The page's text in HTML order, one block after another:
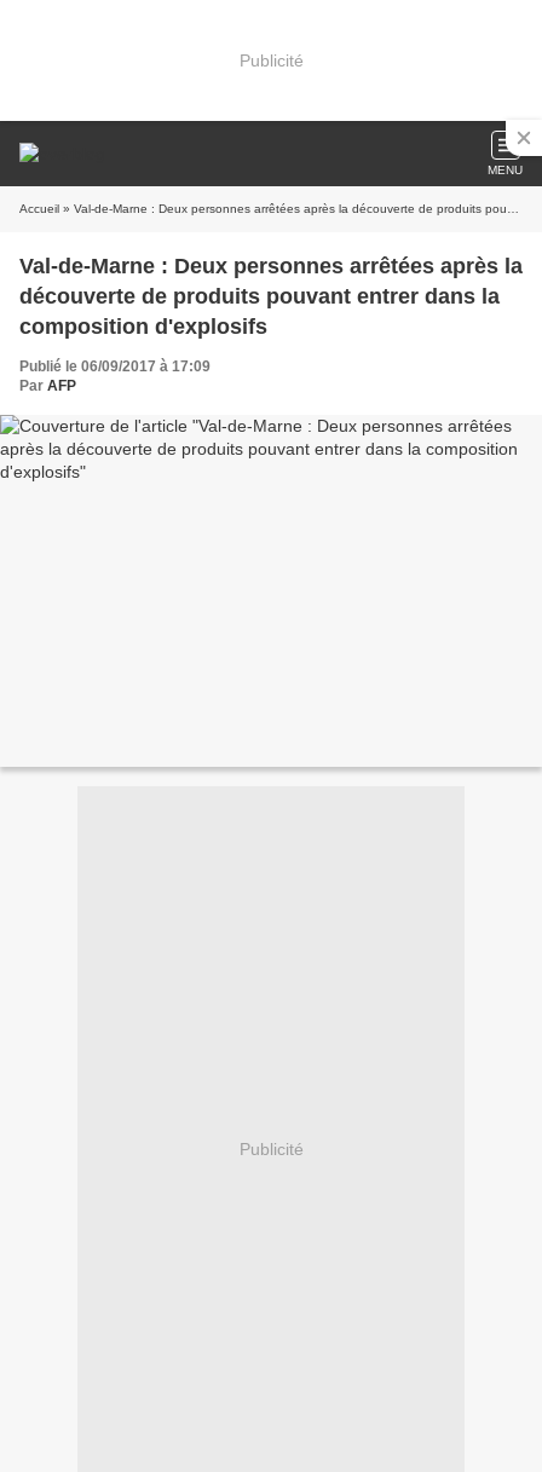
Publicité
MENU
Accueil » Val-de-Marne : Deux personnes arrêtées après la découverte de produits pouvant entrer dans la composition d'explosifs
Val-de-Marne : Deux personnes arrêtées après la
découverte de produits pouvant entrer dans la
composition d'explosifs
Publié le 06/09/2017 à 17:09
Par AFP
Publicité